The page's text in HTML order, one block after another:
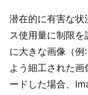
潜在的に有害な
ス使用量に制限
に大きな画像（
よう細工された
ードした場合、